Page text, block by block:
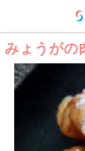
みょうがの